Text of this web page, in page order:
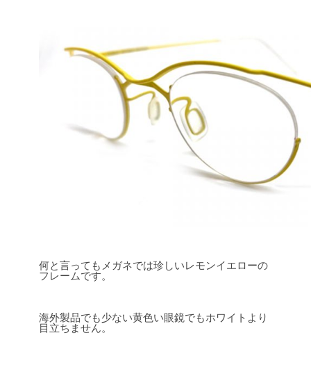
何と言ってもメガネでは珍しいレモンイエローの
フレームです。
海外製品でも少ない黄色い眼鏡でもホワイトより
目立ちません。